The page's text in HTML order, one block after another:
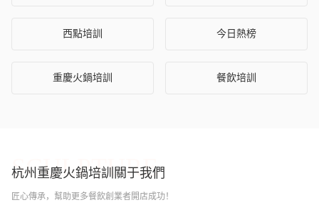
西點培訓 今日熱榜
重慶火鍋培訓 餐飲培訓
杭州重慶火鍋培訓 關于我們
SCULPTURE
匠心傳承，幫助更多餐飲創業者開店成功！